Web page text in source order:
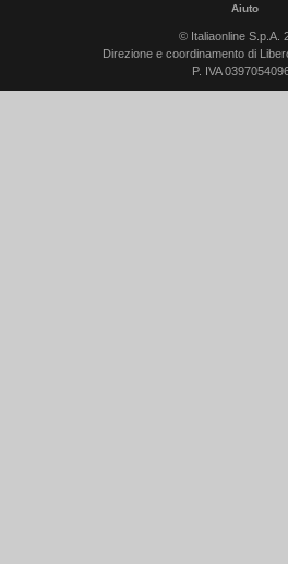
Aiuto
© Italiaonline S.p.A.
Direzione e coordinamento di
P. IVA